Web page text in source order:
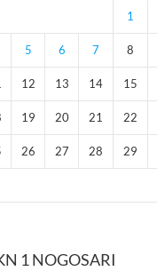
1
5 6 7 8
12 13 14 15
19 20 21 22
26 27 28 29
1 NOGOSARI